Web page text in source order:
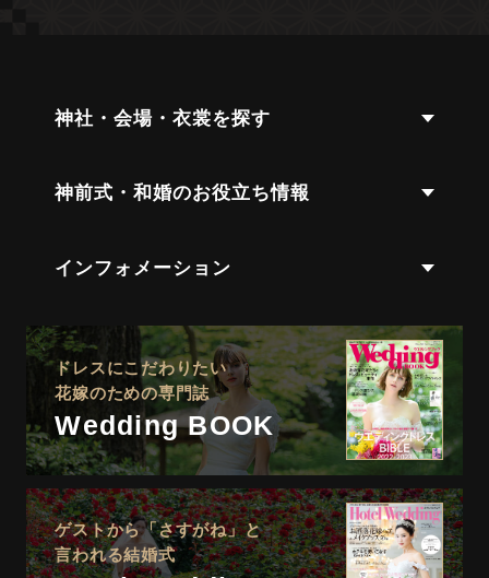
神社・会場・衣裳を探す
神前式・和婚のお役立ち情報
インフォメーション
ドレスにこだわりたい
花嫁のための専門誌
Wedding BOOK
ゲストから「さすがね」と
言われる結婚式